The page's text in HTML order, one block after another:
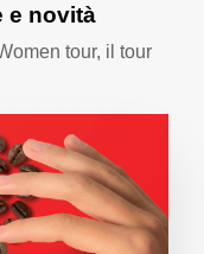
e novità
tour, il tour